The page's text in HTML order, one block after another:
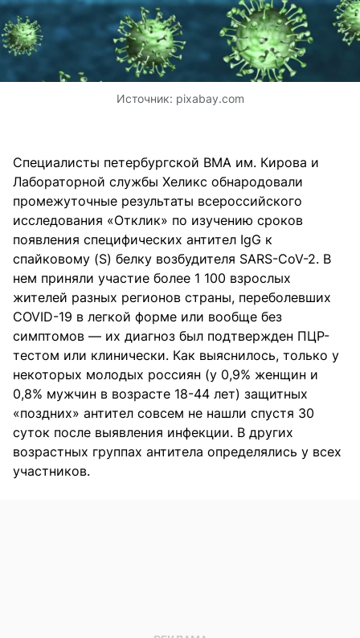
Источник: pixabay.com
Специалисты петербургской ВМА им. Кирова и
Лабораторной службы Хеликс обнародовали
промежуточные результаты всероссийского
исследования «Отклик» по изучению сроков
появления специфических антител IgG к
спайковому (S) белку возбудителя SARS-CoV-2. В
нем приняли участие более 1 100 взрослых
жителей разных регионов страны, переболевших
COVID-19 в легкой форме или вообще без
симптомов — их диагноз был подтвержден ПЦР-
тестом или клинически. Как выяснилось, только у
некоторых молодых россиян (у 0,9% женщин и
0,8% мужчин в возрасте 18-44 лет) защитных
«поздних» антител совсем не нашли спустя 30
суток после выявления инфекции. В других
возрастных группах антитела определялись у всех
участников.